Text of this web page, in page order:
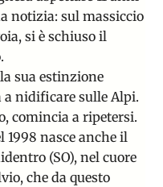
notizia: sul massiccio
si è schiuso il
sua estinzione
a nidificare sulle Alpi.
comincia a ripetersi.
1998 nasce anche il
(SO), nel cuore
, che da questo